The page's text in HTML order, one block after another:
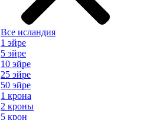
Все исландия
1 эйре
5 эйре
10 эйре
25 эйре
50 эйре
1 крона
2 кроны
5 крон